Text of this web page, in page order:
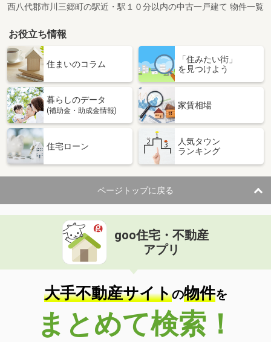
西八代郡市川三郷町の駅近・駅１０分以内の中古一戸建て 物件一覧
お役立ち情報
住まいのコラム
「住みたい街」
を見つけよう
暮らしのデータ
(補助金・助成金情報)
家賃相場
住宅ローン
人気タウン
ランキング
ページトップに戻る
goo住宅・不動産
アプリ
大手不動産サイトの物件を
まとめて検索！